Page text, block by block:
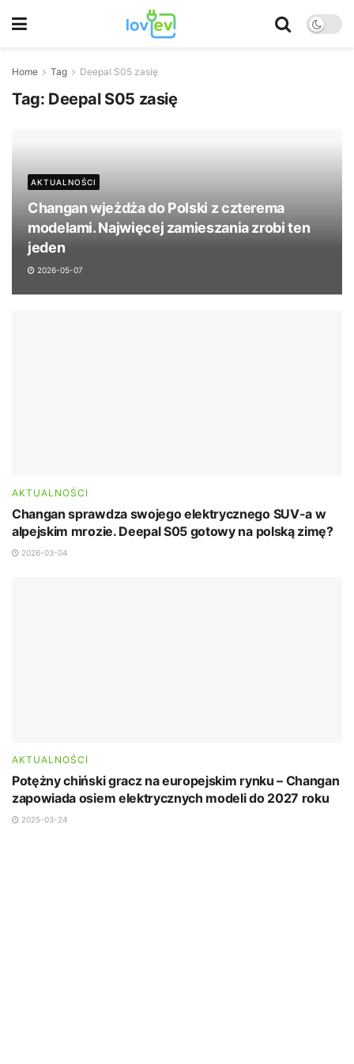
Home Tag Deepal S05 zasię
Tag: Deepal S05 zasię
AKTUALNOŚCI
Changan wjeżdża do Polski z czterema
modelami. Najwięcej zamieszania zrobi ten
jeden
2026-05-07
AKTUALNOŚCI
Changan sprawdza swojego elektrycznego SUV-a w
alpejskim mrozie. Deepal S05 gotowy na polską zimę?
2026-03-04
AKTUALNOŚCI
Potężny chiński gracz na europejskim rynku – Changan
zapowiada osiem elektrycznych modeli do 2027 roku
2025-03-24